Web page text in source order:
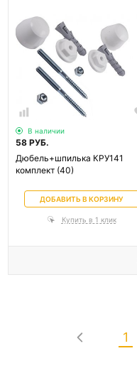
В наличии
58 РУБ.
Дюбель+шпилька КРУ141
комплект (40)
ДОБАВИТЬ В КОРЗИНУ
Купить в 1 клик
1